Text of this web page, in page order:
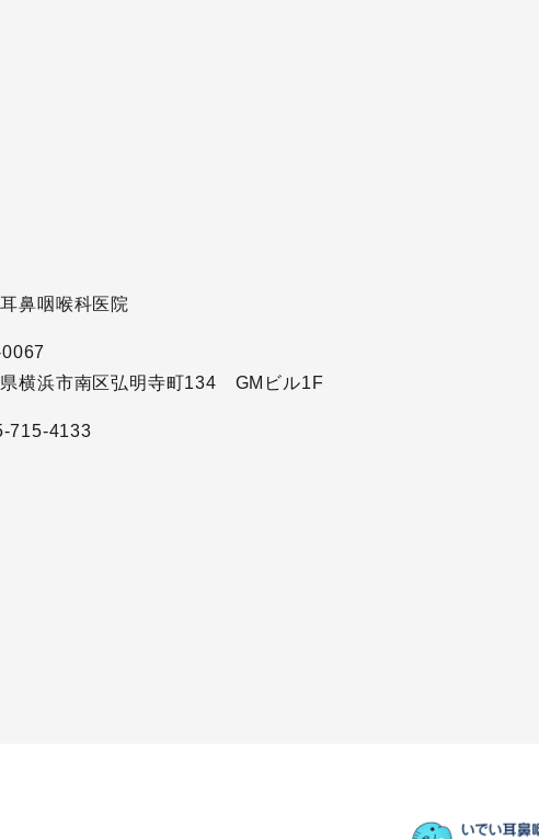
鼻咽喉科医院
横浜市南区弘明寺町134 GMビル1F
715-4133